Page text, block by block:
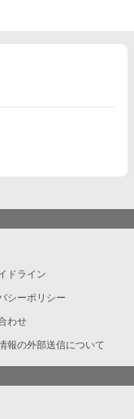
ドライン
シーポリシー
わせ
報の外部送信について